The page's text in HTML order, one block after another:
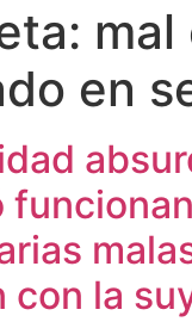
mal
en
con la